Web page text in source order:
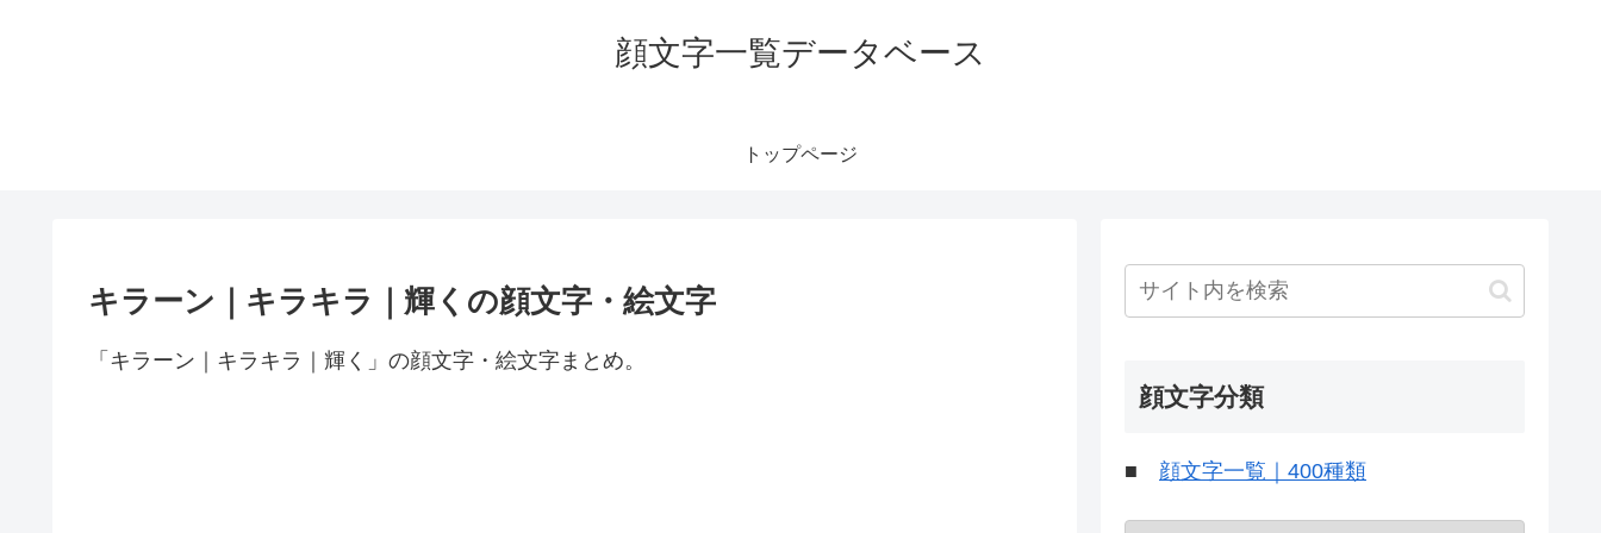
顔文字一覧データベース
トップページ
キラーン｜キラキラ｜輝くの顔文字・絵文字
「キラーン｜キラキラ｜輝く」の顔文字・絵文字まとめ。
顔文字分類
■ 顔文字一覧｜400種類